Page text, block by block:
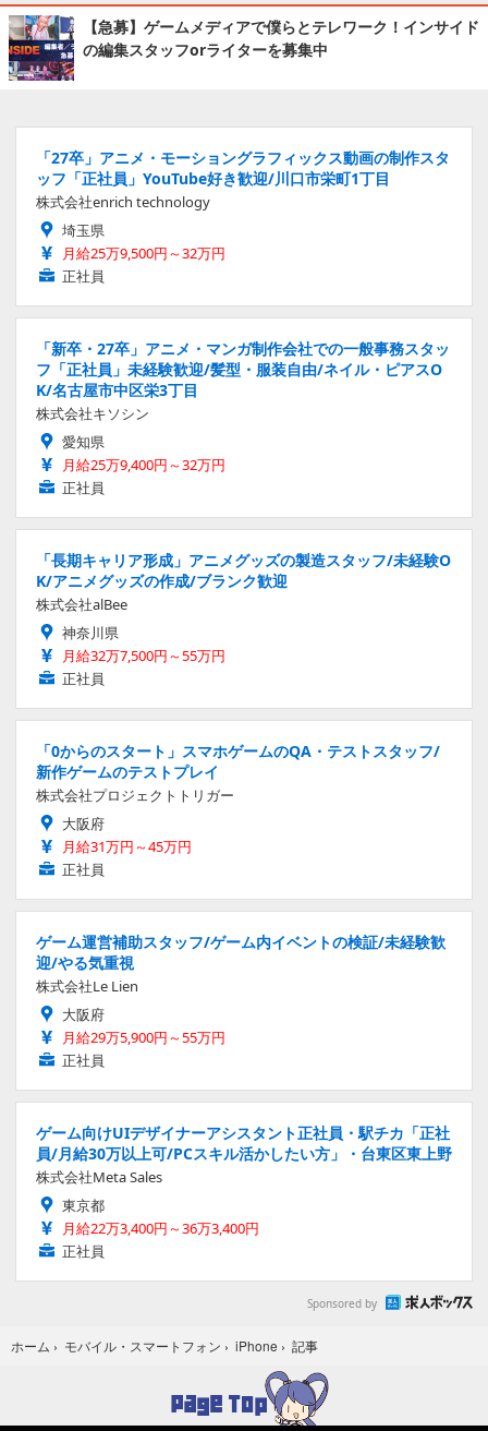
【急募】ゲームメディアで僕らとテレワーク！インサイド
の編集スタッフorライターを募集中
「27卒」アニメ・モーショングラフィックス動画の制作スタ
ッフ「正社員」YouTube好き歓迎/川口市栄町1丁目
株式会社enrich technology
埼玉県
月給25万9,500円～32万円
正社員
「新卒・27卒」アニメ・マンガ制作会社での一般事務スタッ
フ「正社員」未経験歓迎/髪型・服装自由/ネイル・ピアスO
K/名古屋市中区栄3丁目
株式会社キソシン
愛知県
月給25万9,400円～32万円
正社員
「長期キャリア形成」アニメグッズの製造スタッフ/未経験O
K/アニメグッズの作成/ブランク歓迎
株式会社alBee
神奈川県
月給32万7,500円～55万円
正社員
「0からのスタート」スマホゲームのQA・テストスタッフ/
新作ゲームのテストプレイ
株式会社プロジェクトトリガー
大阪府
月給31万円～45万円
正社員
ゲーム運営補助スタッフ/ゲーム内イベントの検証/未経験歓
迎/やる気重視
株式会社Le Lien
大阪府
月給29万5,900円～55万円
正社員
ゲーム向けUIデザイナーアシスタント正社員・駅チカ「正社
員/月給30万以上可/PCスキル活かしたい方」・台東区東上野
株式会社Meta Sales
東京都
月給22万3,400円～36万3,400円
正社員
Sponsored by
ホーム › モバイル・スマートフォン › iPhone › 記事